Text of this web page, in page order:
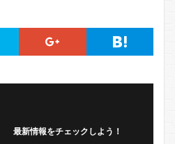
最新情報をチェックしよう！